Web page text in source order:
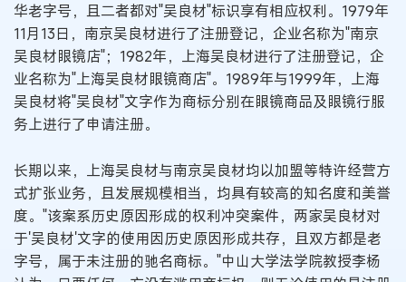
华老字号，且二者都对"吴良材"标识享有相应权利。1979年
11月13日，南京吴良材进行了注册登记，企业名称为"南京
吴良材眼镜店"；1982年，上海吴良材进行了注册登记，企
业名称为"上海吴良材眼镜商店"。1989年与1999年，上海
吴良材将"吴良材"文字作为商标分别在眼镜商品及眼镜行服
务上进行了申请注册。
长期以来，上海吴良材与南京吴良材均以加盟等特许经营方
式扩张业务，且发展规模相当，均具有较高的知名度和美誉
度。"该案系历史原因形成的权利冲突案件，两家吴良材对
于'吴良材'文字的使用因历史原因形成共存，且双方都是老
字号，属于未注册的驰名商标。"中山大学法学院教授李杨